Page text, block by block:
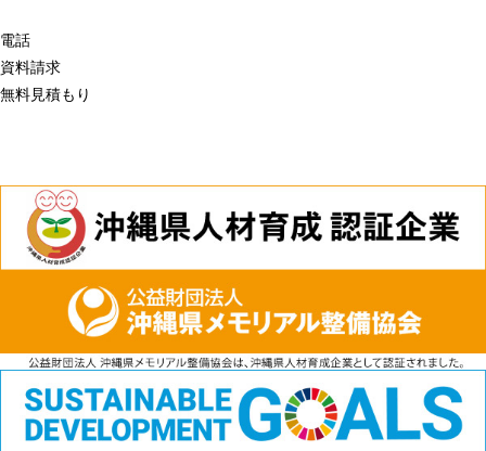
電話
資料請求
無料見積もり